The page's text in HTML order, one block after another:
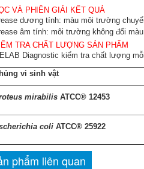
VÀ PHIÊN GIẢI KẾT QUẢ
dương tính: màu môi trường
âm tính: môi trường không đổi
TRA CHẤT LƯỢNG SẢN PHẨM
Diagnostic kiểm tra chất lượng
vi sinh vật
mirabilis ATCC® 12453
coli ATCC® 25922
phẩm liên quan